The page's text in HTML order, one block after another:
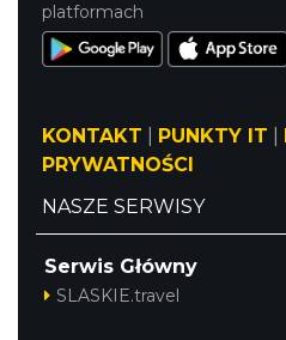
platformach
KONTAKT PUNKTY IT
PRYWATNOŚCI
NASZE SERWISY
Serwis Główny
SLASKIE.travel